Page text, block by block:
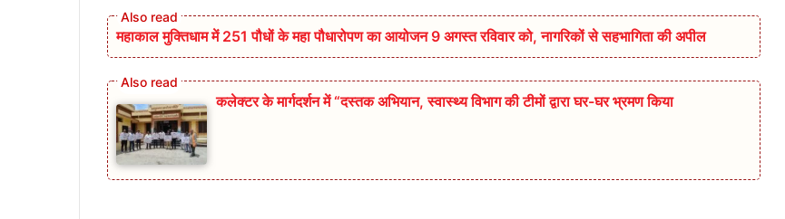
महाकाल मुक्तिधाम में 251 पौधों के महा पौधारोपण का आयोजन 9 अगस्त रविवार को, नागरिकों से सहभागिता की अपील
कलेक्टर के मार्गदर्शन में “दस्तक अभियान,‌ स्वास्थ्य विभाग की टीमों द्वारा घर-घर भ्रमण किया